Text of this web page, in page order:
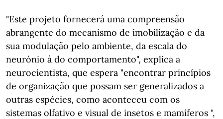
"Este projeto fornecerá uma compreensão
abrangente do mecanismo de imobilização e da
sua modulação pelo ambiente, da escala do
neurónio à do comportamento", explica a
neurocientista, que espera "encontrar princípios
de organização que possam ser generalizados a
outras espécies, como aconteceu com os
sistemas olfativo e visual de insetos e mamíferos ",